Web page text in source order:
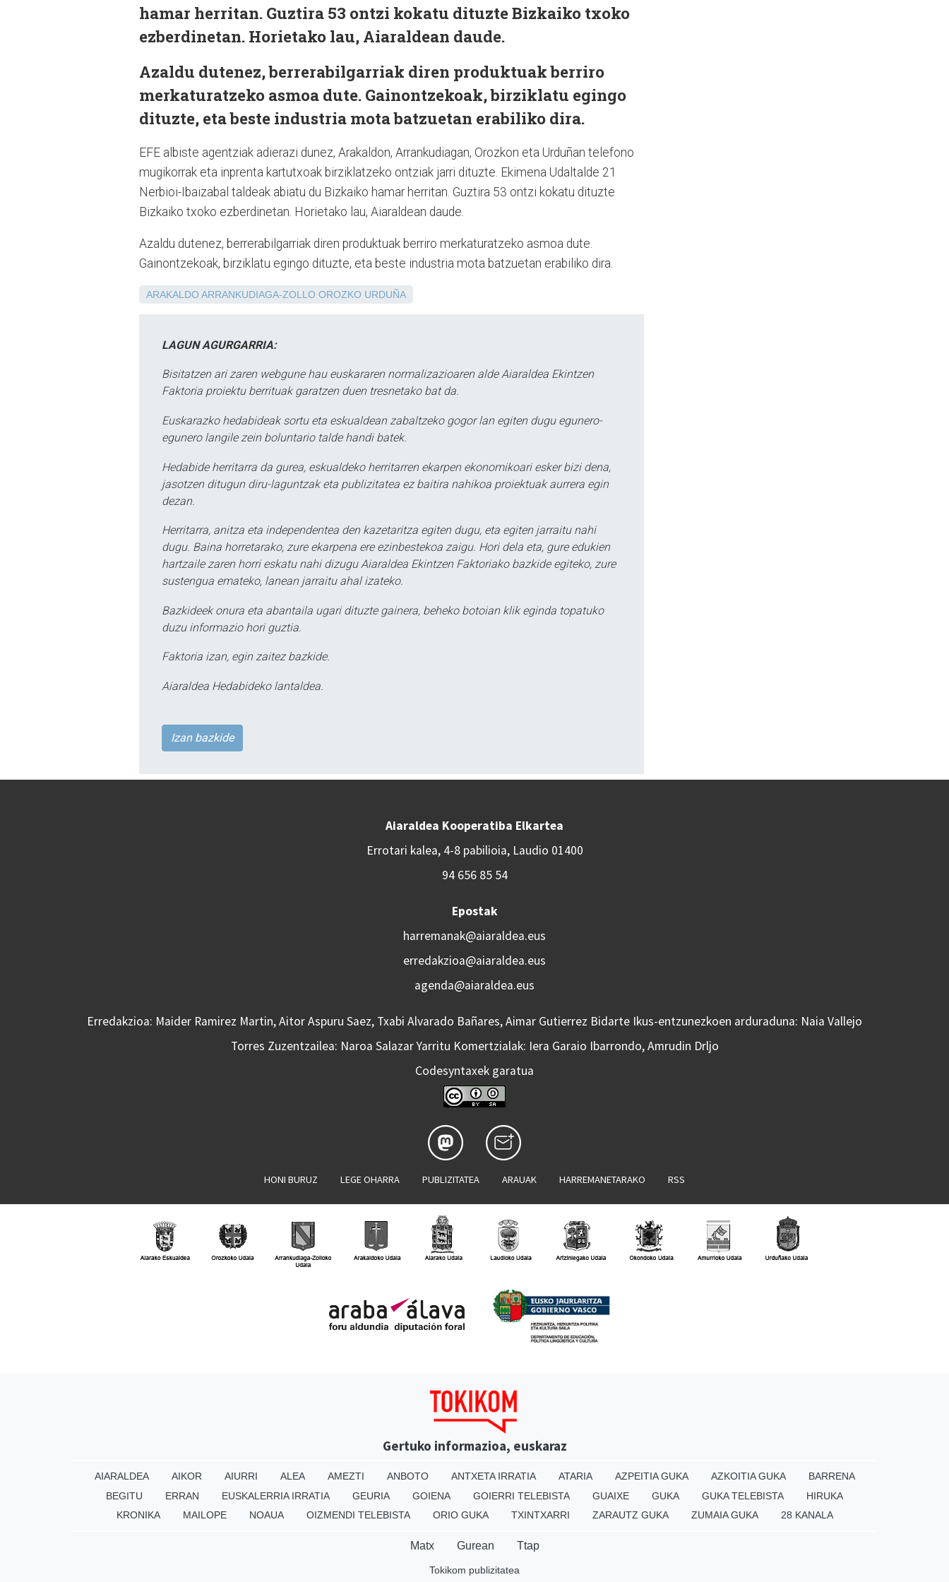
hamar herritan. Guztira 53 ontzi kokatu dituzte Bizkaiko txoko
ezberdinetan. Horietako lau, Aiaraldean daude.
Azaldu dutenez, berrerabilgarriak diren produktuak berriro
merkaturatzeko asmoa dute. Gainontzekoak, birziklatu egingo
dituzte, eta beste industria mota batzuetan erabiliko dira.
EFE albiste agentziak adierazi dunez, Arakaldon, Arrankudiagan, Orozkon eta Urduñan telefono
mugikorrak eta inprenta kartutxoak birziklatzeko ontziak jarri dituzte. Ekimena Udaltalde 21
Nerbioi-Ibaizabal taldeak abiatu du Bizkaiko hamar herritan. Guztira 53 ontzi kokatu dituzte
Bizkaiko txoko ezberdinetan. Horietako lau, Aiaraldean daude.
Azaldu dutenez, berrerabilgarriak diren produktuak berriro merkaturatzeko asmoa dute.
Gainontzekoak, birziklatu egingo dituzte, eta beste industria mota batzuetan erabiliko dira.
ARAKALDO ARRANKUDIAGA-ZOLLO OROZKO URDUÑA
LAGUN AGURGARRIA:
Bisitatzen ari zaren webgune hau euskararen normalizazioaren alde Aiaraldea Ekintzen
Faktoria proiektu berrituak garatzen duen tresnetako bat da.
Euskarazko hedabideak sortu eta eskualdean zabaltzeko gogor lan egiten dugu egunero-
egunero langile zein boluntario talde handi batek.
Hedabide herritarra da gurea, eskualdeko herritarren ekarpen ekonomikoari esker bizi dena,
jasotzen ditugun diru-laguntzak eta publizitatea ez baitira nahikoa proiektuak aurrera egin
dezan.
Herritarra, anitza eta independentea den kazetaritza egiten dugu, eta egiten jarraitu nahi
dugu. Baina horretarako, zure ekarpena ere ezinbestekoa zaigu. Hori dela eta, gure edukien
hartzaile zaren horri eskatu nahi dizugu Aiaraldea Ekintzen Faktoriako bazkide egiteko, zure
sustengua emateko, lanean jarraitu ahal izateko.
Bazkideek onura eta abantaila ugari dituzte gainera, beheko botoian klik eginda topatuko
duzu informazio hori guztia.
Faktoria izan, egin zaitez bazkide.
Aiaraldea Hedabideko lantaldea.
Izan bazkide
Aiaraldea Kooperatiba Elkartea
Errotari kalea, 4-8 pabilioia, Laudio 01400
94 656 85 54
Epostak
harremanak@aiaraldea.eus
erredakzioa@aiaraldea.eus
agenda@aiaraldea.eus
Erredakzioa: Maider Ramirez Martin, Aitor Aspuru Saez, Txabi Alvarado Bañares, Aimar Gutierrez Bidarte Ikus-entzunezkoen arduraduna: Naia Vallejo
Torres Zuzentzailea: Naroa Salazar Yarritu Komertzialak: Iera Garaio Ibarrondo, Amrudin Drljo
Codesyntaxek garatua
HONI BURUZ LEGE OHARRA PUBLIZITATEA ARAUAK HARREMANETARAKO RSS
Gertuko informazioa, euskaraz
AIARALDEA AIKOR AIURRI ALEA AMEZTI ANBOTO ANTXETA IRRATIA ATARIA AZPEITIA GUKA AZKOITIA GUKA
BARRENA
BEGITU
ERRAN EUSKALERRIA IRRATIA GEURIA GOIENA GOIERRI TELEBISTA GUAIXE GUKA GUKA TELEBISTA
HIRUKA
KRONIKA
MAILOPE NOAUA OIZMENDI TELEBISTA ORIO GUKA TXINTXARRI ZARAUTZ GUKA ZUMAIA GUKA 28 KANALA
Matx Gurean Ttap
Tokikom publizitatea